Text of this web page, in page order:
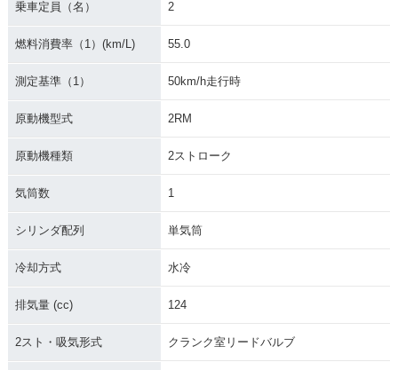
乗車定員（名） 2
燃料消費率（1）(km/L) 55.0
測定基準（1） 50km/h走行時
原動機型式 2RM
原動機種類 2ストローク
気筒数 1
シリンダ配列 単気筒
冷却方式 水冷
排気量 (cc) 124
2スト・吸気形式 クランク室リードバルブ